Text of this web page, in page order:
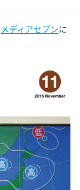
メディアセブンに